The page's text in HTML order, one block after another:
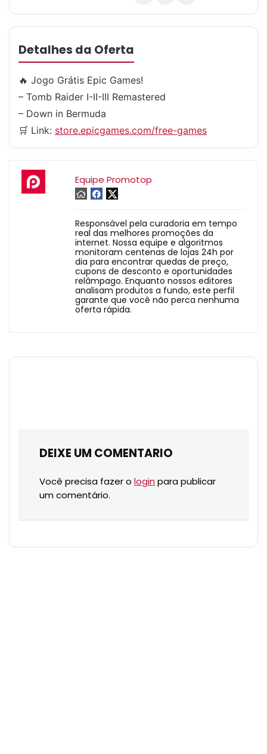
Detalhes da Oferta
🔥 Jogo Grátis Epic Games!
– Tomb Raider I-II-III Remastered
– Down in Bermuda
🛒 Link: store.epicgames.com/free-games
Equipe Promotop
Responsável pela curadoria em tempo
real das melhores promoções da
internet. Nossa equipe e algoritmos
monitoram centenas de lojas 24h por
dia para encontrar quedas de preço,
cupons de desconto e oportunidades
relâmpago. Enquanto nossos editores
analisam produtos a fundo, este perfil
garante que você não perca nenhuma
oferta rápida.
DEIXE UM COMENTARIO
Você precisa fazer o login para publicar
um comentário.